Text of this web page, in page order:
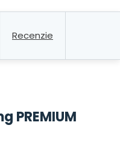
Recenzie
PREMIUM